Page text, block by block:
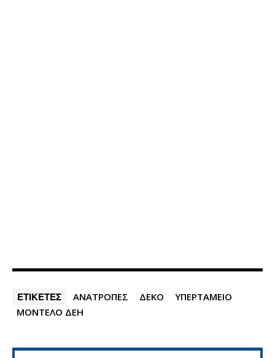
ΕΤΙΚΕΤΕΣ ΑΝΑΤΡΟΠΕΣ ΔΕΚΟ
ΥΠΕΡΤΑΜΕΙΟ
ΜΟΝΤΕΛΟ ΔΕΗ